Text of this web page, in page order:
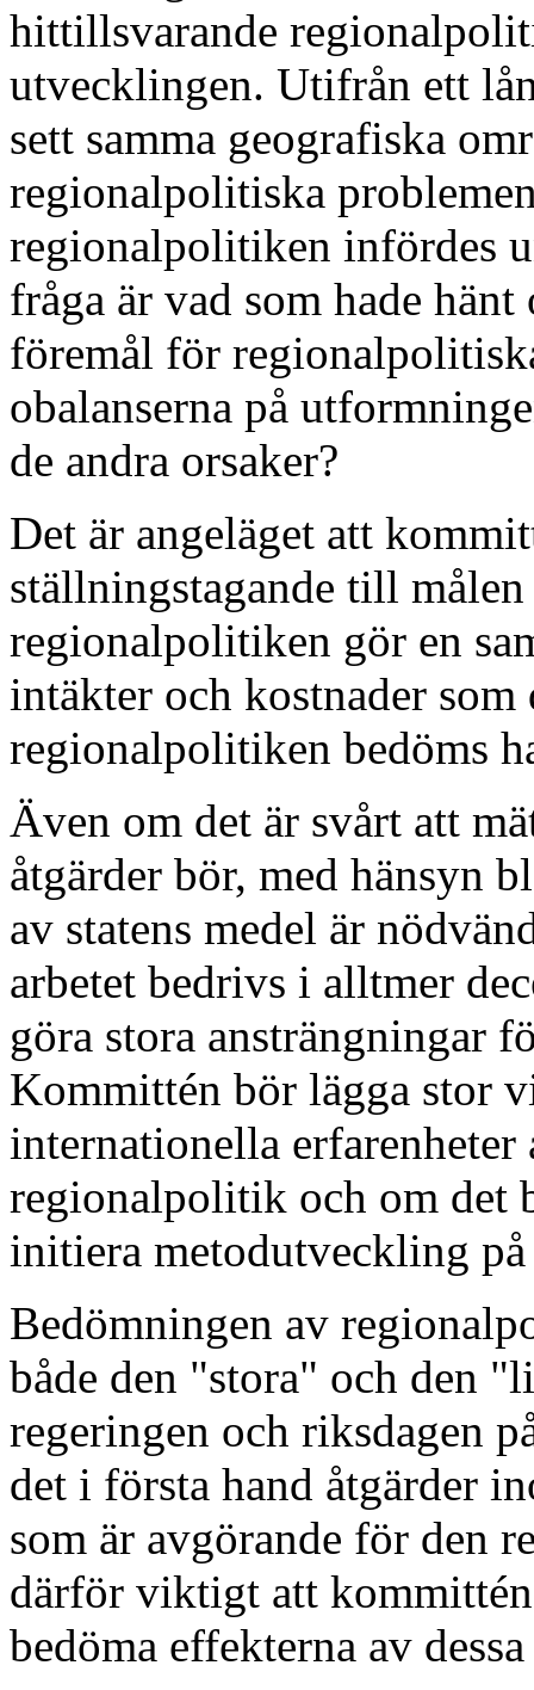
hittillsvarande
utvecklingen. Utifrån ett
sett samma geografiska
regionalpolitiska
regionalpolitiken infördes
fråga är vad som hade
föremål för
obalanserna på
de andra orsaker?
Det är angeläget att
ställningstagande till
regionalpolitiken gör en
intäkter och kostnader
regionalpolitiken bedöms
Även om det är svårt att
åtgärder bör, med hänsyn
av statens medel är
arbetet bedrivs i alltmer
göra stora ansträngningar
Kommittén bör lägga stor
internationella
regionalpolitik och om det
initiera metodutveckling på
Bedömningen av
både den "stora" och den
regeringen och riksdagen
det i första hand åtgärder
som är avgörande för den
därför viktigt att
bedöma effekterna av